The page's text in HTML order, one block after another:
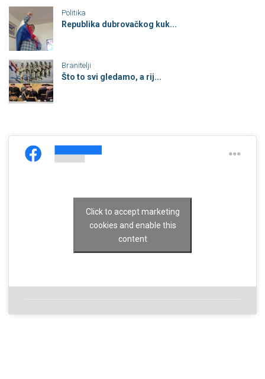
Politika
Republika dubrovačkog kuk...
Branitelji
Što to svi gledamo, a rij...
Click to accept marketing
cookies and enable this
content